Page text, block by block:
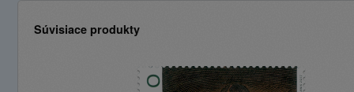
Súvisiace produkty